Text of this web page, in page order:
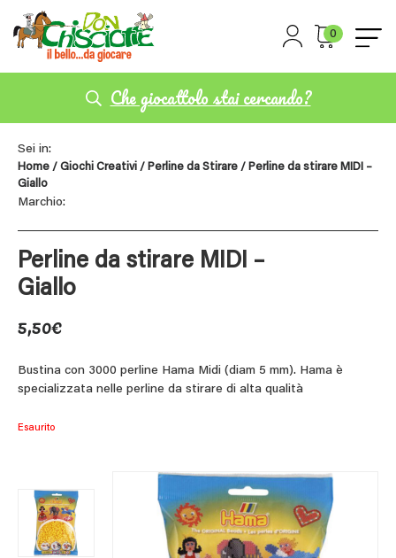
0
Che giocattolo stai cercando?
Sei in:
Home / Giochi Creativi / Perline da Stirare / Perline da stirare MIDI –
Giallo
Marchio:
Perline da stirare MIDI –
Giallo
5,50€
Bustina con 3000 perline Hama Midi (diam 5 mm). Hama è
specializzata nelle perline da stirare di alta qualità
Esaurito